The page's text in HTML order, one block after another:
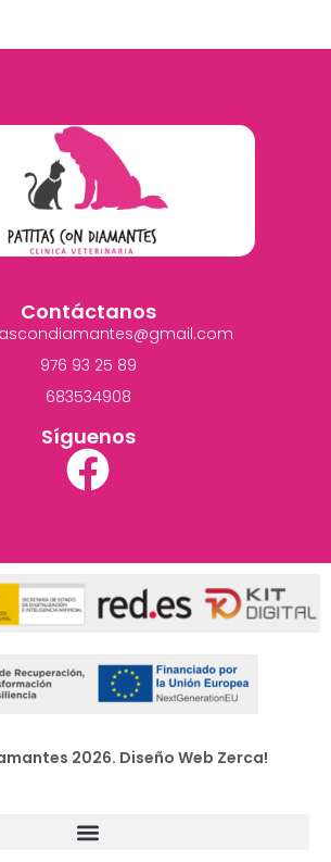
Contáctanos
976 93 25 89
683534908
Síguenos
2026. Diseño Web Zerca!